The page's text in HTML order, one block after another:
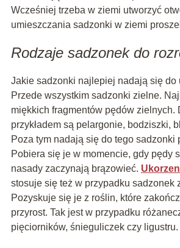
Wcześniej trzeba w ziemi utworzyć
umieszczania sadzonki w ziemi
Rodzaje sadzonek do
Jakie sadzonki najlepiej nadają się do
Przede wszystkim sadzonki zielne.
miękkich fragmentów pędów zielnych.
przykładem są pelargonie, bodziszki,
Poza tym nadają się do tego sadzonki
Pobiera się je w momencie, gdy pędy
nasady zaczynają brązowieć.
stosuje się też w przypadku sadzonek
Pozyskuje się je z roślin, które
przyrost. Tak jest w przypadku
pięciorników, śnieguliczek czy ligustru.